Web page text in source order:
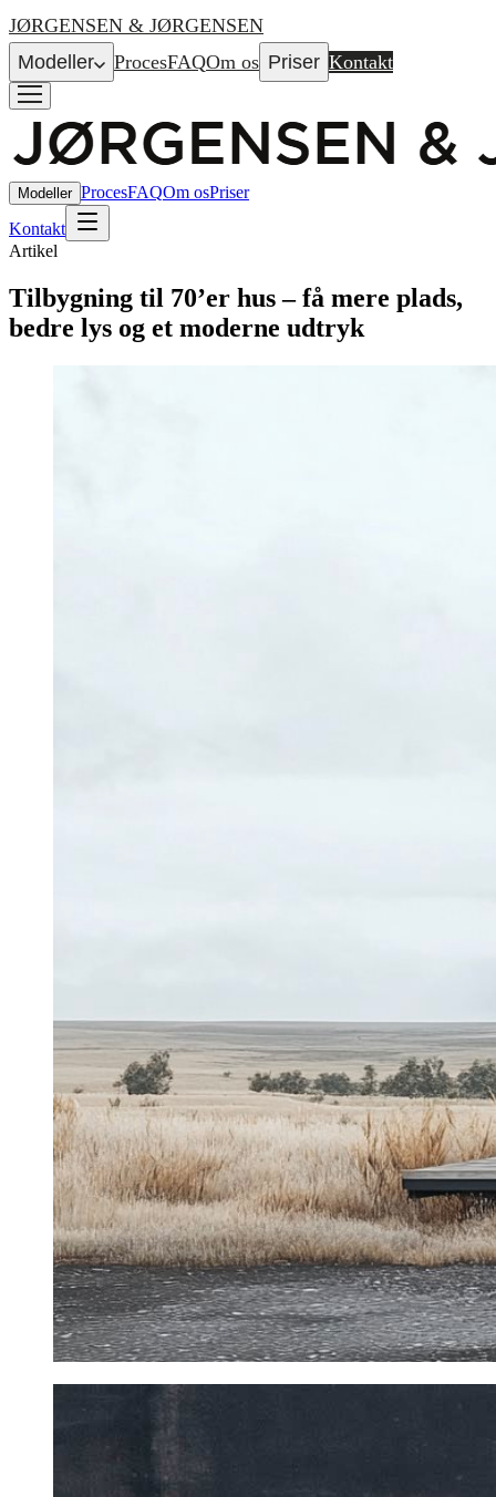
JØRGENSEN & JØRGENSEN
Modeller
ProcesFAQOm os Priser Kontakt
Modeller ProcesFAQOm osPriser
Kontakt
Artikel
Tilbygning til 70’er hus – få mere plads,
bedre lys og et moderne udtryk